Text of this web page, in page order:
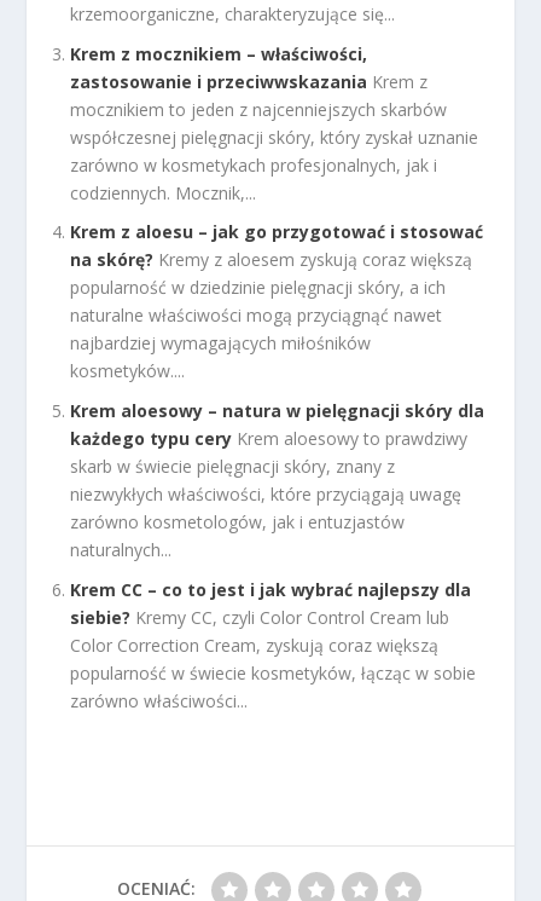
krzemoorganiczne, charakteryzujące się...
Krem z mocznikiem – właściwości,
zastosowanie i przeciwwskazania Krem z
mocznikiem to jeden z najcenniejszych skarbów
współczesnej pielęgnacji skóry, który zyskał uznanie
zarówno w kosmetykach profesjonalnych, jak i
codziennych. Mocznik,...
Krem z aloesu – jak go przygotować i stosować
na skórę? Kremy z aloesem zyskują coraz większą
popularność w dziedzinie pielęgnacji skóry, a ich
naturalne właściwości mogą przyciągnąć nawet
najbardziej wymagających miłośników
kosmetyków....
Krem aloesowy – natura w pielęgnacji skóry dla
każdego typu cery Krem aloesowy to prawdziwy
skarb w świecie pielęgnacji skóry, znany z
niezwykłych właściwości, które przyciągają uwagę
zarówno kosmetologów, jak i entuzjastów
naturalnych...
Krem CC – co to jest i jak wybrać najlepszy dla
siebie? Kremy CC, czyli Color Control Cream lub
Color Correction Cream, zyskują coraz większą
popularność w świecie kosmetyków, łącząc w sobie
zarówno właściwości...
OCENIAĆ: